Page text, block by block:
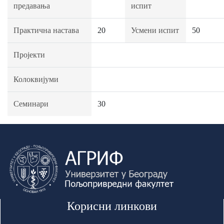
предавања испит
Практична настава 20 Усмени испит 50
Пројекти
Колоквијуми
Семинари 30
Корисни линкови